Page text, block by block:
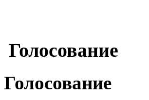
Голосование
Голосование